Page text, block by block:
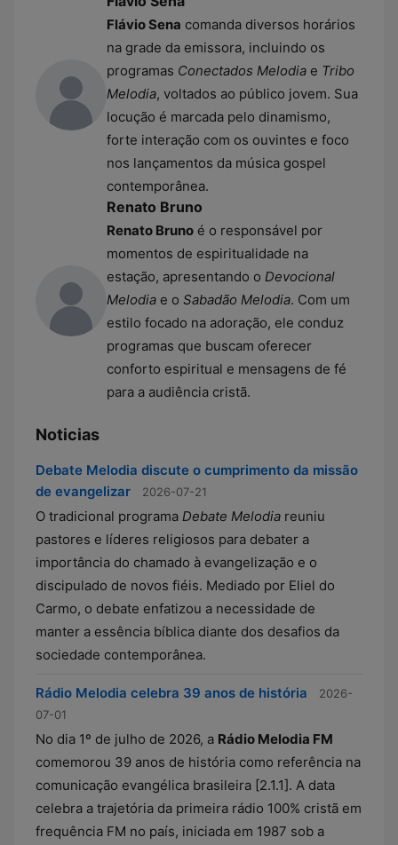
Flávio Sena comanda diversos horários
na grade da emissora, incluindo os
programas Conectados Melodia e Tribo
Melodia, voltados ao público jovem. Sua
locução é marcada pelo dinamismo,
forte interação com os ouvintes e foco
nos lançamentos da música gospel
contemporânea.
Renato Bruno
Renato Bruno é o responsável por
momentos de espiritualidade na
estação, apresentando o Devocional
Melodia e o Sabadão Melodia. Com um
estilo focado na adoração, ele conduz
programas que buscam oferecer
conforto espiritual e mensagens de fé
para a audiência cristã.
Noticias
Debate Melodia discute o cumprimento da missão
de evangelizar
2026-07-21
O tradicional programa Debate Melodia reuniu
pastores e líderes religiosos para debater a
importância do chamado à evangelização e o
discipulado de novos fiéis. Mediado por Eliel do
Carmo, o debate enfatizou a necessidade de
manter a essência bíblica diante dos desafios da
sociedade contemporânea.
Rádio Melodia celebra 39 anos de história
2026-
07-01
No dia 1º de julho de 2026, a Rádio Melodia FM
comemorou 39 anos de história como referência na
comunicação evangélica brasileira [2.1.1]. A data
celebra a trajetória da primeira rádio 100% cristã em
frequência FM no país, iniciada em 1987 sob a